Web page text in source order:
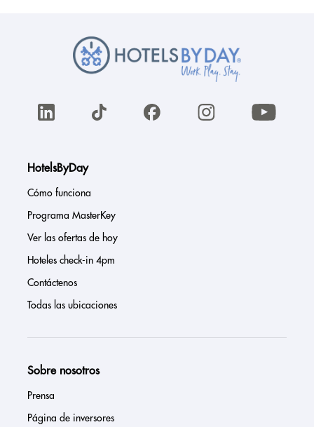
HotelsByDay
Cómo funciona
Programa MasterKey
Ver las ofertas de hoy
Hoteles check-in 4pm
Contáctenos
Todas las ubicaciones
Sobre nosotros
Prensa
Página de inversores